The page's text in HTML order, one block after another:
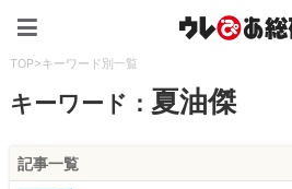
TOP>キーワード別一覧
キーワード： 夏油傑
記事一覧